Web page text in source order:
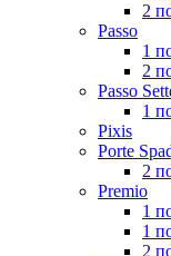
2
Passo
1
2
Passo
1
Pixis
Porte
2
Premio
1
1
2